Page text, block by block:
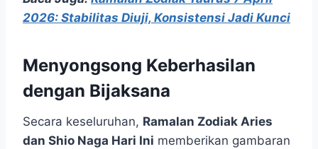
2026: Stabilitas Diuji, Konsistensi Jadi Kunci
Menyongsong Keberhasilan
dengan Bijaksana
Secara keseluruhan, Ramalan Zodiak Aries
dan Shio Naga Hari Ini memberikan gambaran